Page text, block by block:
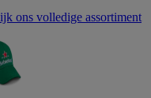
ons volledige assortiment